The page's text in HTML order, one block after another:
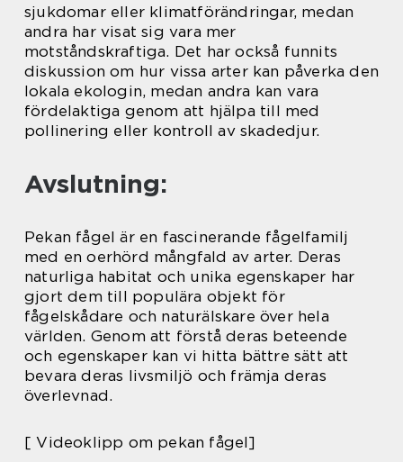
sjukdomar eller klimatförändringar, medan
andra har visat sig vara mer
motståndskraftiga. Det har också funnits
diskussion om hur vissa arter kan påverka den
lokala ekologin, medan andra kan vara
fördelaktiga genom att hjälpa till med
pollinering eller kontroll av skadedjur.
Avslutning:
Pekan fågel är en fascinerande fågelfamilj
med en oerhörd mångfald av arter. Deras
naturliga habitat och unika egenskaper har
gjort dem till populära objekt för
fågelskådare och naturälskare över hela
världen. Genom att förstå deras beteende
och egenskaper kan vi hitta bättre sätt att
bevara deras livsmiljö och främja deras
överlevnad.
[ Videoklipp om pekan fågel]